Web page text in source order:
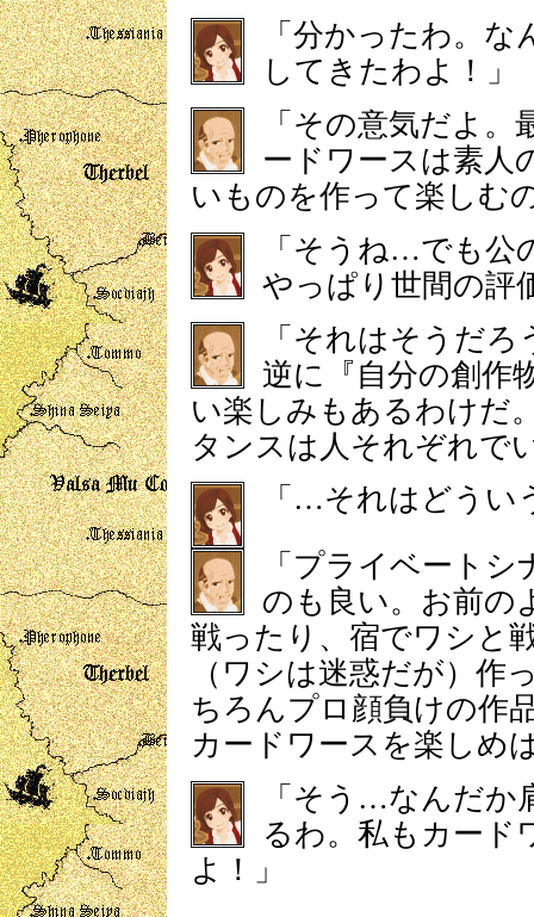
「分かったわ。
してきたわよ！」
「その意気だよ
ードワースは素人
いものを作って楽しむ
「そうね…でも公
やっぱり世間の
「それはそうだ
逆に『自分の創作
い楽しみもあるわけだ
タンスは人それぞれで
「…それはどうい
「プライベート
のも良い。お前の
戦ったり、宿でワシと
（ワシは迷惑だが）作
ちろんプロ顔負けの作
カードワースを楽しめ
「そう…なんだか
るわ。私もカード
よ！」